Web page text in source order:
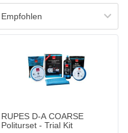
RUPES D-A COARSE
Politurset - Trial Kit